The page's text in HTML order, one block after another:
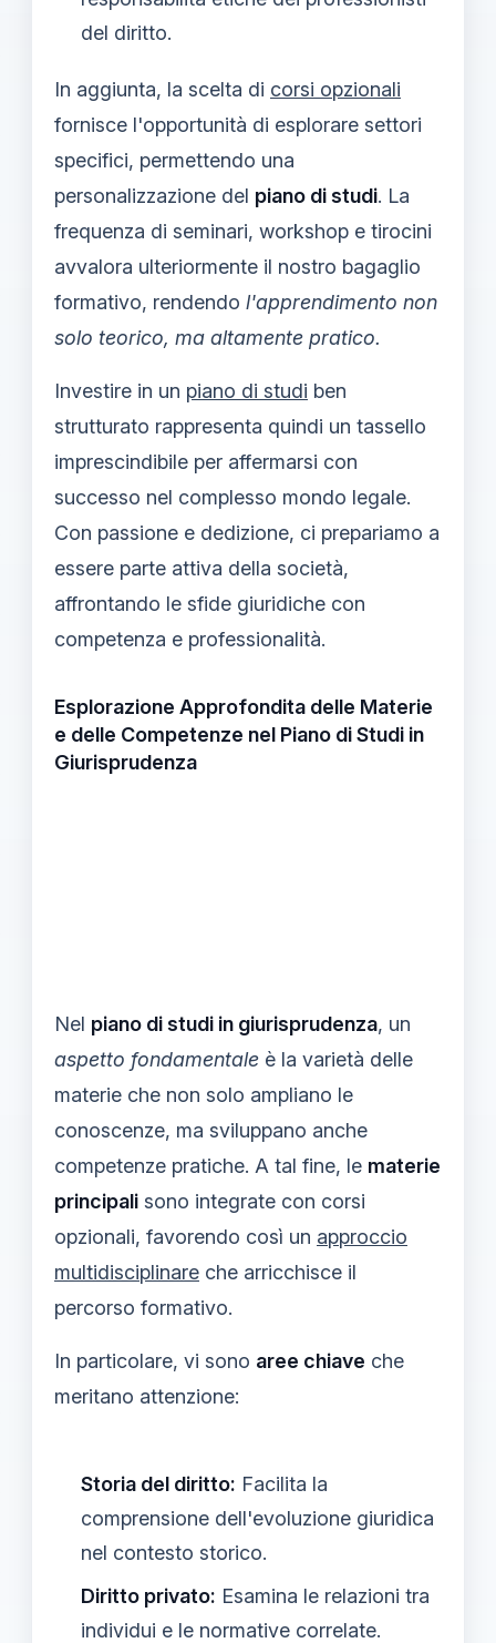
del diritto.
In aggiunta, la scelta di corsi opzionali
fornisce l'opportunità di esplorare settori
specifici, permettendo una
personalizzazione del piano di studi. La
frequenza di seminari, workshop e tirocini
avvalora ulteriormente il nostro bagaglio
formativo, rendendo l'apprendimento non
solo teorico, ma altamente pratico.
Investire in un piano di studi ben
strutturato rappresenta quindi un tassello
imprescindibile per affermarsi con
successo nel complesso mondo legale.
Con passione e dedizione, ci prepariamo a
essere parte attiva della società,
affrontando le sfide giuridiche con
competenza e professionalità.
Esplorazione Approfondita delle Materie
e delle Competenze nel Piano di Studi in
Giurisprudenza
Nel piano di studi in giurisprudenza, un
aspetto fondamentale è la varietà delle
materie che non solo ampliano le
conoscenze, ma sviluppano anche
competenze pratiche. A tal fine, le materie
principali sono integrate con corsi
opzionali, favorendo così un approccio
multidisciplinare che arricchisce il
percorso formativo.
In particolare, vi sono aree chiave che
meritano attenzione:
Storia del diritto: Facilita la
comprensione dell'evoluzione giuridica
nel contesto storico.
Diritto privato: Esamina le relazioni tra
individui e le normative correlate.